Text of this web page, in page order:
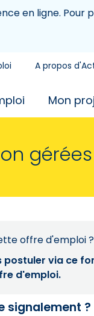
en ligne. Pour
A propos
Mon
offre d'emploi
via ce
d'emploi.
signalement ?